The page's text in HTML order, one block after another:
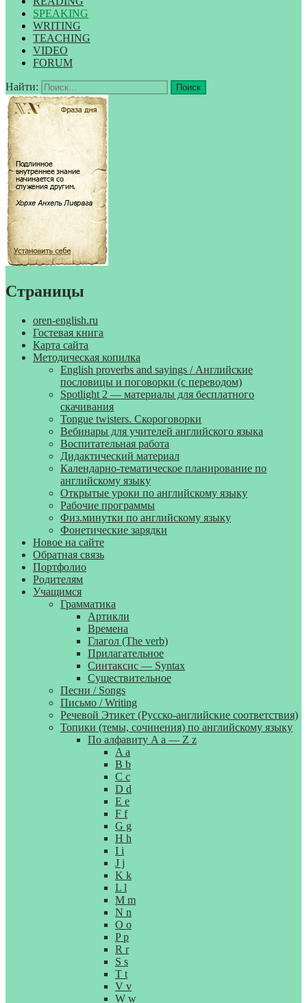
SPEAKING
WRITING
TEACHING
VIDEO
FORUM
Найти:
Страницы
oren-english.ru
Гостевая книга
Карта сайта
Методическая копилка
English proverbs and sayings / Английские
пословицы и поговорки (с переводом)
Spotlight 2 — материалы для бесплатного
скачивания
Tongue twisters. Скороговорки
Вебинары для учителей английского языка
Воспитательная работа
Дидактический материал
Календарно-тематическое планирование по
английскому языку
Открытые уроки по английскому языку
Рабочие программы
Физ.минутки по английскому языку
Фонетические зарядки
Новое на сайте
Обратная связь
Портфолио
Родителям
Учащимся
Грамматика
Артикли
Времена
Глагол (The verb)
Прилагательное
Синтаксис — Syntax
Существительное
Песни / Songs
Письмо / Writing
Речевой Этикет (Русско-английские соответствия)
Топики (темы, сочинения) по английскому языку
По алфавиту A a — Z z
A a
B b
C c
D d
E e
F f
G g
H h
I i
J j
K k
L l
M m
N n
O o
P p
R r
S s
T t
V v
W w